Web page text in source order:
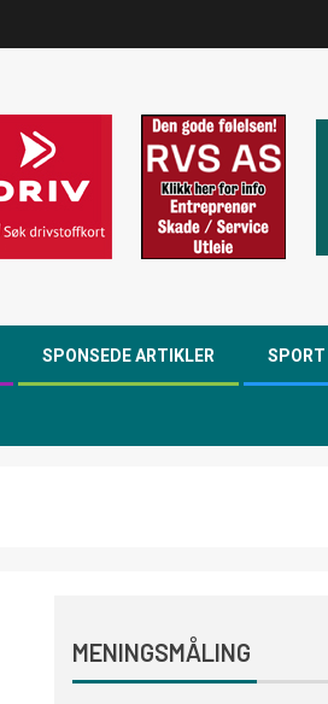
SPONSEDE ARTIKLER SPORT
MENINGSMÅLING